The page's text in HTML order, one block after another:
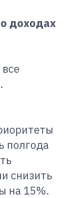
доходах
полгода
снизить
на 15%.